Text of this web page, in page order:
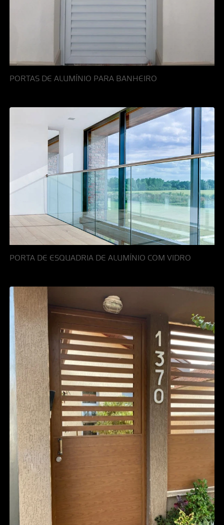
PORTAS DE ALUMÍNIO PARA BANHEIRO
PORTA DE ESQUADRIA DE ALUMÍNIO COM VIDRO